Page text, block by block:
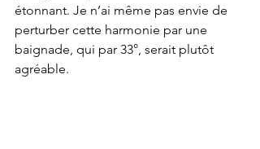
étonnant. Je n’ai même pas envie de
perturber cette harmonie par une
baignade, qui par 33°, serait plutôt
agréable.